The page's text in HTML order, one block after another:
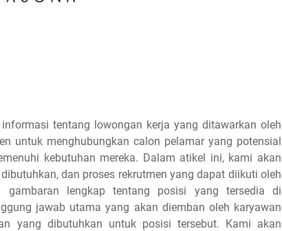
tentang lowongan kerja yang ditawarkan oleh
untuk menghubungkan calon pelamar yang potensial
kebutuhan mereka. Dalam atikel ini, kami akan
dan proses rekrutmen yang dapat diikuti oleh
lengkap tentang posisi yang tersedia di
jawab utama yang akan diemban oleh karyawan
yang dibutuhkan untuk posisi tersebut. Kami akan